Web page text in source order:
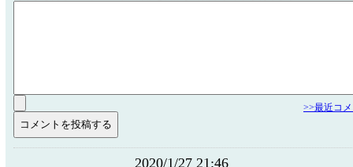
>>最近コ
2020/1/27 21:46